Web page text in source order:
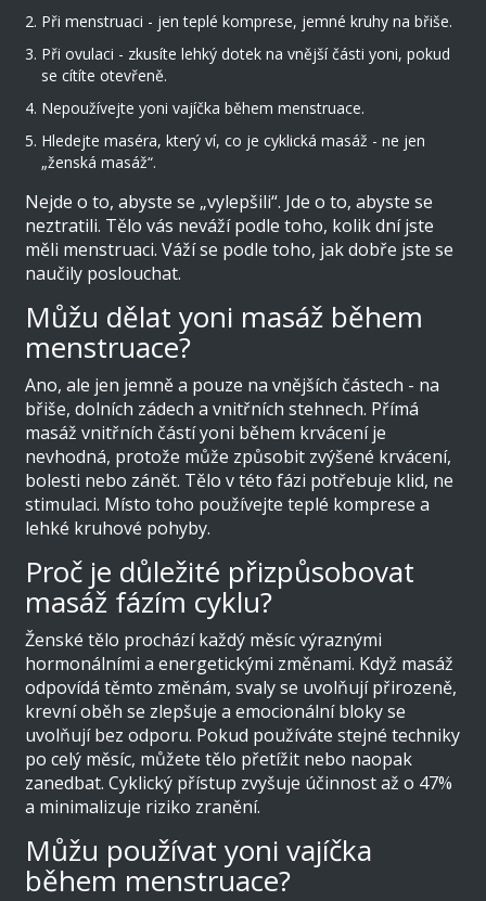
Při menstruaci - jen teplé komprese, jemné kruhy na břiše.
Při ovulaci - zkusíte lehký dotek na vnější části yoni, pokud
se cítíte otevřeně.
Nepoužívejte yoni vajíčka během menstruace.
Hledejte maséra, který ví, co je cyklická masáž - ne jen
„ženská masáž“.
Nejde o to, abyste se „vylepšili“. Jde o to, abyste se
neztratili. Tělo vás neváží podle toho, kolik dní jste
měli menstruaci. Váží se podle toho, jak dobře jste se
naučily poslouchat.
Můžu dělat yoni masáž během
menstruace?
Ano, ale jen jemně a pouze na vnějších částech - na
břiše, dolních zádech a vnitřních stehnech. Přímá
masáž vnitřních částí yoni během krvácení je
nevhodná, protože může způsobit zvýšené krvácení,
bolesti nebo zánět. Tělo v této fázi potřebuje klid, ne
stimulaci. Místo toho používejte teplé komprese a
lehké kruhové pohyby.
Proč je důležité přizpůsobovat
masáž fázím cyklu?
Ženské tělo prochází každý měsíc výraznými
hormonálními a energetickými změnami. Když masáž
odpovídá těmto změnám, svaly se uvolňují přirozeně,
krevní oběh se zlepšuje a emocionální bloky se
uvolňují bez odporu. Pokud používáte stejné techniky
po celý měsíc, můžete tělo přetížit nebo naopak
zanedbat. Cyklický přístup zvyšuje účinnost až o 47%
a minimalizuje riziko zranění.
Můžu používat yoni vajíčka
během menstruace?